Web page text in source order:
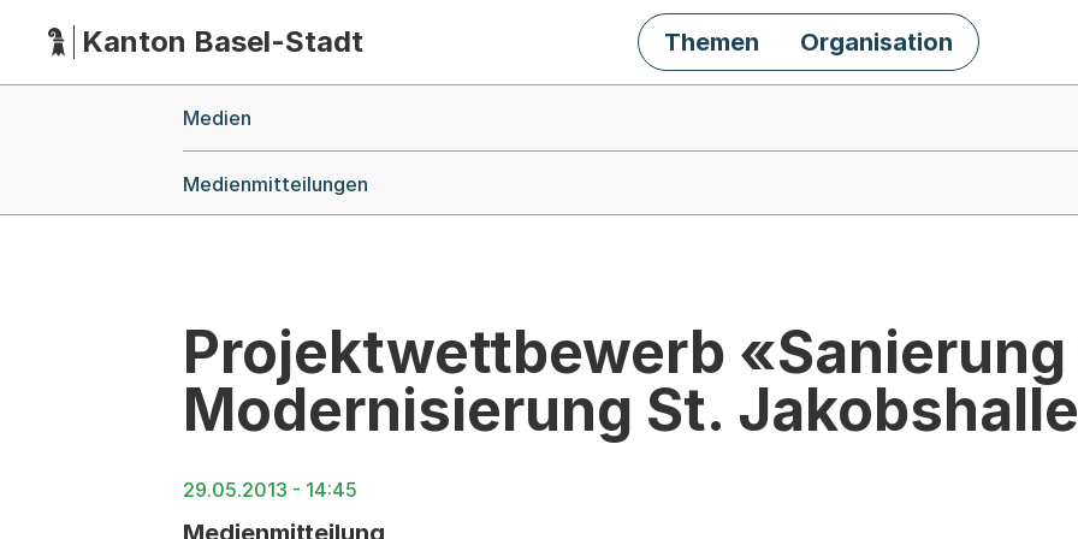
HauptnavigationKanton Basel-Stadt Themen Organisation
Medien
Medienmitteilungen
Projektwettbewerb «Sanierung
Modernisierung St.
29.05.2013 - 14:45
Medienmitteilung